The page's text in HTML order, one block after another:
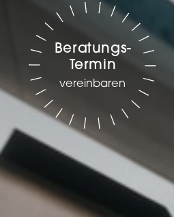
Beratungs-
Termin
vereinbaren